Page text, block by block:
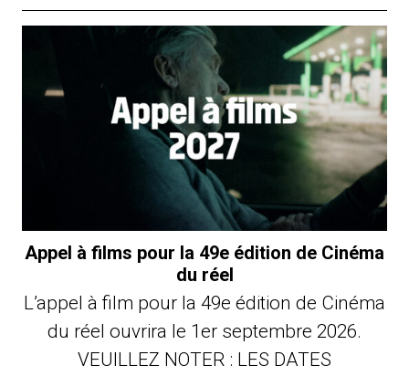
Appel à films pour la 49e édition de Cinéma
du réel
L’appel à film pour la 49e édition de Cinéma
du réel ouvrira le 1er septembre 2026.
VEUILLEZ NOTER : LES DATES